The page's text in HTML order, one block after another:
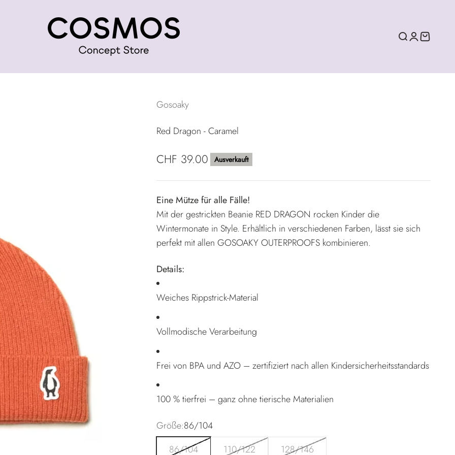
COSMOS Concept Store
SucheAnmelden
Gosoaky
Red Dragon - Caramel
Angebot
CHF 39.00 Ausverkauft
Eine Mütze für alle Fälle!
Mit der gestrickten Beanie RED DRAGON rocken Kinder die
Wintermonate in Style. Erhältlich in verschiedenen Farben, lässt sie sich
perfekt mit allen GOSOAKY OUTERPROOFS kombinieren.
Details:
Weiches Rippstrick-Material
Vollmodische Verarbeitung
Frei von BPA und AZO – zertifiziert nach allen Kindersicherheitsstandards
100 % tierfrei – ganz ohne tierische Materialien
Größe:86/104
86/104
110/122 128/146